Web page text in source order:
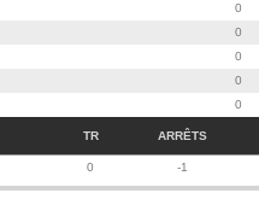
0
0
0
0
0
TR ARRÊTS
0 -1